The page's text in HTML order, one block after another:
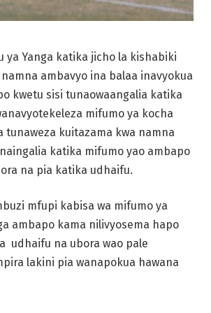
ya Yanga katika jicho la kishabiki
ambavyo ina balaa inavyokua
kwetu sisi tunaowaangalia katika
mifumo ya kocha
tunaweza kuitazama kwa namna
katika mifumo yao ambapo
na pia katika udhaifu.
mfupi kabisa wa mifumo ya
ambapo kama nilivyosema hapo
udhaifu na ubora wao pale
lakini pia wanapokua hawana